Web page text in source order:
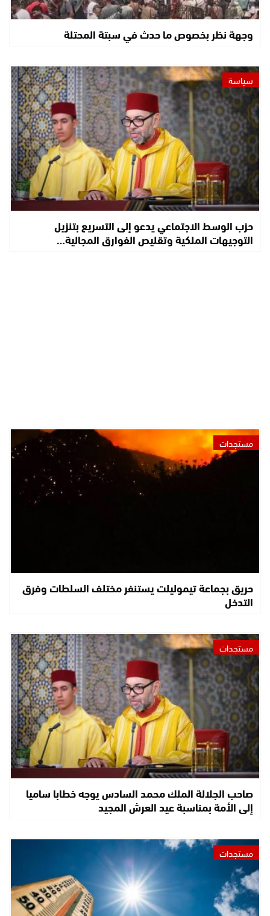
وجهة نظر بخصوص ما حدث في سبتة المحتلة
سياسة
حزب الوسط الاجتماعي يدعو إلى التسريع بتنزيل
التوجيهات الملكية وتقليص الفوارق المجالية…
مستجدات
حريق بجماعة تيموليلت يستنفر مختلف السلطات وفرق
التدخل
مستجدات
صاحب الجلالة الملك محمد السادس يوجه خطابا ساميا
إلى الأمة بمناسبة عيد العرش المجيد
مستجدات